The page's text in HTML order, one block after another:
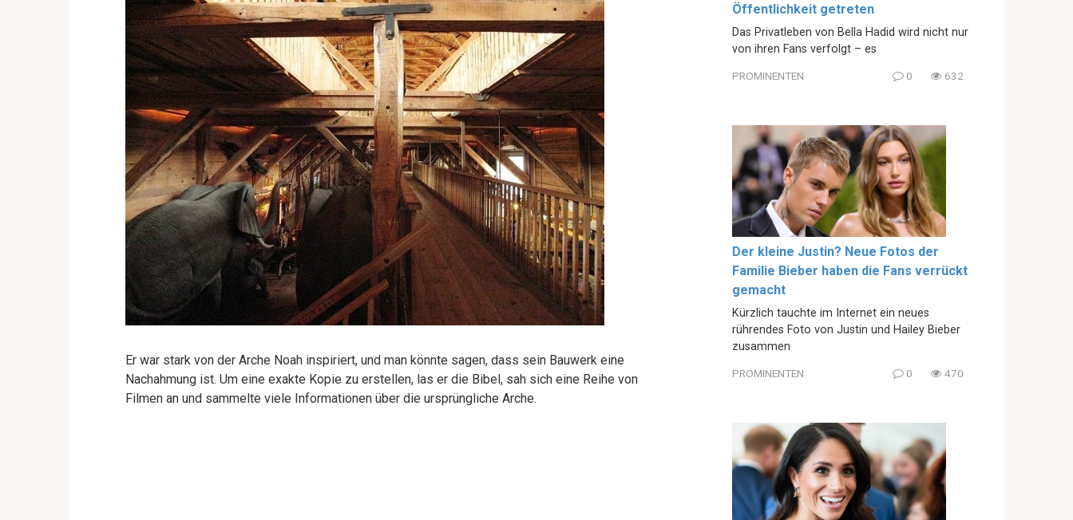
Er war stark von der Arche Noah inspiriert, und man könnte sagen, dass sein Bauwerk eine
Nachahmung ist. Um eine exakte Kopie zu erstellen, las er die Bibel, sah sich eine Reihe von
Filmen an und sammelte viele Informationen über die ursprüngliche Arche.
Öffentlichkeit getreten
Das Privatleben von Bella Hadid wird nicht nur
von ihren Fans verfolgt – es
PROMINENTEN 0 632
Der kleine Justin? Neue Fotos der
Familie Bieber haben die Fans verrückt
gemacht
Kürzlich tauchte im Internet ein neues
rührendes Foto von Justin und Hailey Bieber
zusammen
PROMINENTEN 0 470